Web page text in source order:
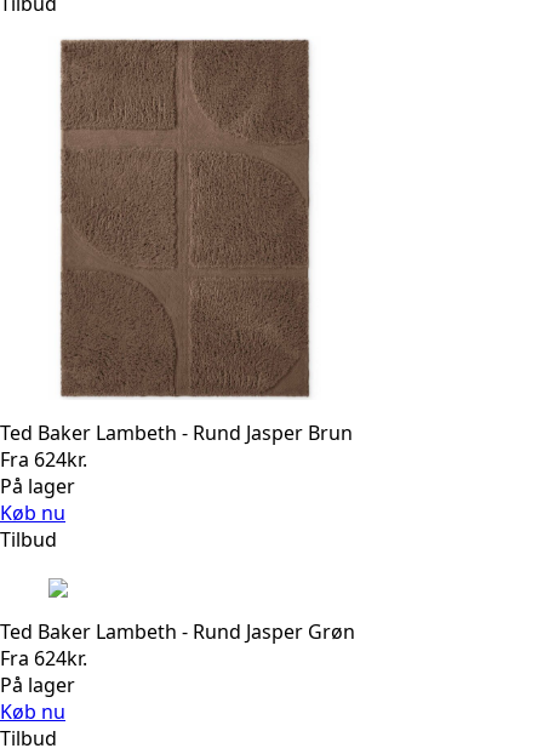
Ted Baker Lambeth - Rund Jasper Brun
Fra 624kr.
På lager
Køb nu
Tilbud
Ted Baker Lambeth - Rund Jasper Grøn
Fra 624kr.
På lager
Køb nu
Tilbud